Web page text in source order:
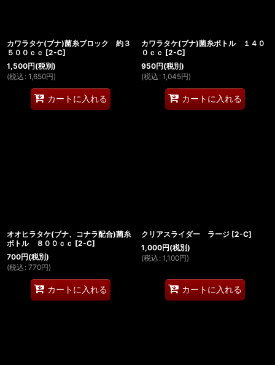
カワラタケ(ブナ)菌糸ブロック 約３
５００ｃｃ [2-C]
1,500円(税別)
(税込 : 1,650円)
カートに入れる
カワラタケ(ブナ)菌糸ボトル １４０
０ｃｃ [2-C]
950円(税別)
(税込 : 1,045円)
カートに入れる
オオヒラタケ(ブナ、コナラ配合)菌糸
ボトル ８００ｃｃ [2-C]
700円(税別)
(税込 : 770円)
カートに入れる
クリアスライダー ラージ [2-C]
1,000円(税別)
(税込 : 1,100円)
カートに入れる